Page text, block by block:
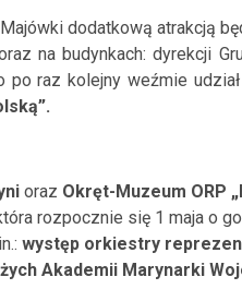
dodatkową atrakcją
na budynkach: dyrekcji
raz kolejny weźmie
oraz Okręt-Muzeum ORP
rozpocznie się 1 maja o
występ orkiestry
Akademii Marynarki